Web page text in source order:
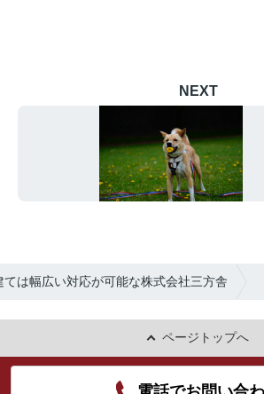
NEXT
は幅広い対応が可能な株式会社三方舎
ページトップへ